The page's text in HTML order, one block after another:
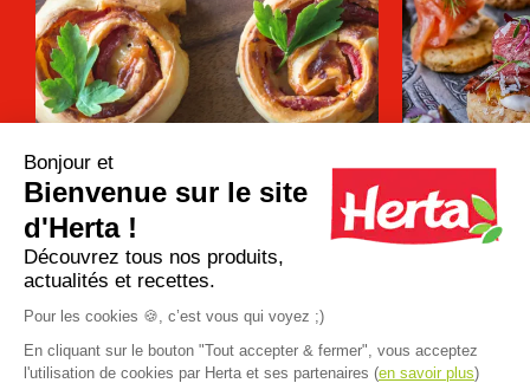
Apéro dînatoire : que faire avec une
pâte à pizza ?
12 recettes
pour un
Plus d'inspirations
Bonjour et
Bienvenue sur le site
d'Herta !
Découvrez tous nos produits,
actualités et recettes.
Pour les cookies 🍪, c’est vous qui voyez ;)
En cliquant sur le bouton "Tout accepter & fermer", vous acceptez
l'utilisation de cookies par Herta et ses partenaires (en savoir plus)